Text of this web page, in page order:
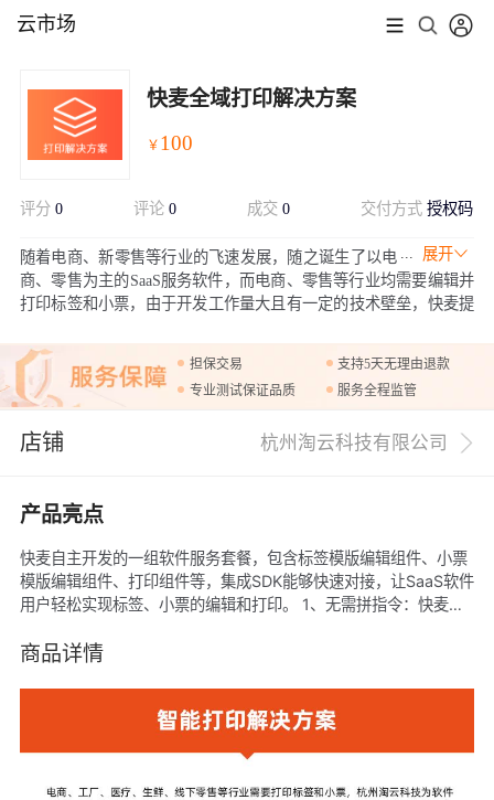
云市场
快麦全域打印解决方案
￥ 100
评分 0 评论 0 成交 0 交付方式授权码
展开
随着电商、新零售等行业的飞速发展，随之诞生了以电
商、零售为主的SaaS服务软件，而电商、零售等行业均需要编辑并
打印标签和小票，由于开发工作量大且有一定的技术壁垒，快麦提
主编辑标签、小票、并支持Windos端、Mac端、Ios和Android多端打
担保交易
支持5天无理由退款
专业测试保证品质
服务全程监管
店铺 杭州淘云科技有限公司
产品亮点
快麦自主开发的一组软件服务套餐，包含标签模版编辑组件、小票
模版编辑组件、打印组件等，集成SDK能够快速对接，让SaaS软件
用户轻松实现标签、小票的编辑和打印。 1、无需拼指令：快麦提
得，设计完成马上打印 。 2、支持跨平台打印：一端设计的模版，
件，动态获取应用软件打印数据 4、快速对接：集成SDK，快速完
印方式：支持主流品牌打印机，如汉印、佳博、快麦、启锐、芯烨
等，同时支持USB、蓝牙、网络连接打印方式 。
商品详情